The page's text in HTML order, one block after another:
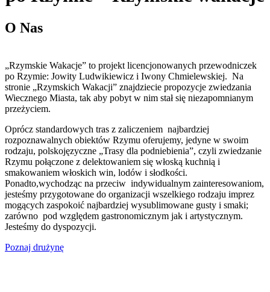
O Nas
„Rzymskie Wakacje” to projekt licencjonowanych przewodniczek
po Rzymie: Jowity Ludwikiewicz i Iwony Chmielewskiej. Na
stronie „Rzymskich Wakacji” znajdziecie propozycje zwiedzania
Wiecznego Miasta, tak aby pobyt w nim stał się niezapomnianym
przeżyciem.
Oprócz standardowych tras z zaliczeniem najbardziej
rozpoznawalnych obiektów Rzymu oferujemy, jedyne w swoim
rodzaju, polskojęzyczne „Trasy dla podniebienia”, czyli zwiedzanie
Rzymu połączone z delektowaniem się włoską kuchnią i
smakowaniem włoskich win, lodów i słodkości.
Ponadto,wychodząc na przeciw indywidualnym zainteresowaniom,
jesteśmy przygotowane do organizacji wszelkiego rodzaju imprez
mogących zaspokoić najbardziej wysublimowane gusty i smaki;
zarówno pod względem gastronomicznym jak i artystycznym.
Jesteśmy do dyspozycji.
Poznaj drużynę